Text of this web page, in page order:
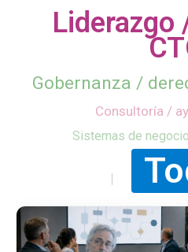
Liderazgo
Gobernanza /
Consultoría /
Sistemas de